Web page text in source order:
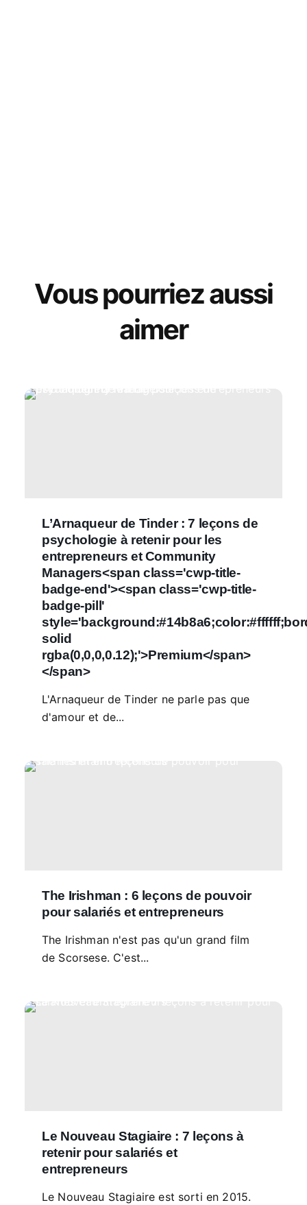
Vous pourriez aussi
aimer
L’Arnaqueur de Tinder : 7 leçons de
psychologie à retenir pour les
entrepreneurs et Community
Managers<span class='cwp-title-
badge-end'><span class='cwp-title-
badge-pill'
solid
rgba(0,0,0,0.12);'>Premium</span>
</span>
L'Arnaqueur de Tinder ne parle pas que
d'amour et de...
The Irishman : 6 leçons de pouvoir
pour salariés et entrepreneurs
The Irishman n'est pas qu'un grand film
de Scorsese. C'est...
Le Nouveau Stagiaire : 7 leçons à
retenir pour salariés et
entrepreneurs
Le Nouveau Stagiaire est sorti en 2015.